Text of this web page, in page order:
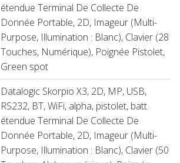
étendue Terminal De Collecte De
Donnée Portable, 2D, Imageur (Multi-
Purpose, Illumination : Blanc), Clavier (28
Touches, Numérique), Poignée Pistolet,
Green spot
Datalogic Skorpio X3, 2D, MP, USB,
RS232, BT, WiFi, alpha, pistolet, batt.
étendue Terminal De Collecte De
Donnée Portable, 2D, Imageur (Multi-
Purpose, Illumination : Blanc), Clavier (50